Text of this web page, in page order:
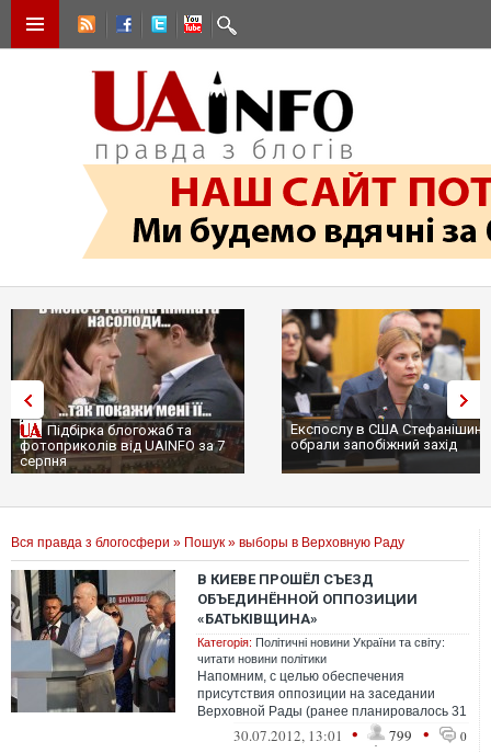
Підбірка блогожаб та
фотоприколів від UAINFO за 7
серпня
Експослу в США
обрали запобіжний захід
Вся правда з блогосфери » Пошук » выборы в Верховную Раду
В КИЕВЕ ПРОШЁЛ СЪЕЗД
ОБЪЕДИНЁННОЙ ОППОЗИЦИИ
«БАТЬКІВЩИНА»
Категорія: Політичні новини України та світу:
читати новини політики
Напомним, с целью обеспечения
присутствия оппозиции на заседании
Верховной Рады (ранее планировалось 31
июля), а также присутствия народных
30.07.2012, 13:01 • 799 • 0